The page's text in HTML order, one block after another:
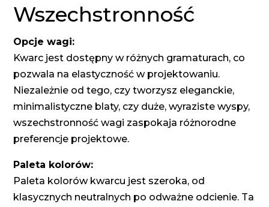
Wszechstronność
Opcje wagi:
Kwarc jest dostępny w różnych gramaturach, co
pozwala na elastyczność w projektowaniu.
Niezależnie od tego, czy tworzysz eleganckie,
minimalistyczne blaty, czy duże, wyraziste wyspy,
wszechstronność wagi zaspokaja różnorodne
preferencje projektowe.
Paleta kolorów:
Paleta kolorów kwarcu jest szeroka, od
klasycznych neutralnych po odważne odcienie. Ta